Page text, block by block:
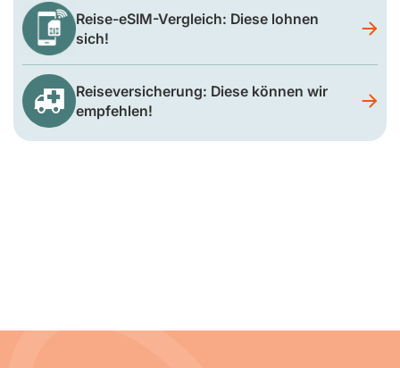
Reise-eSIM-Vergleich: Diese lohnen
sich!
Reiseversicherung: Diese können wir
empfehlen!